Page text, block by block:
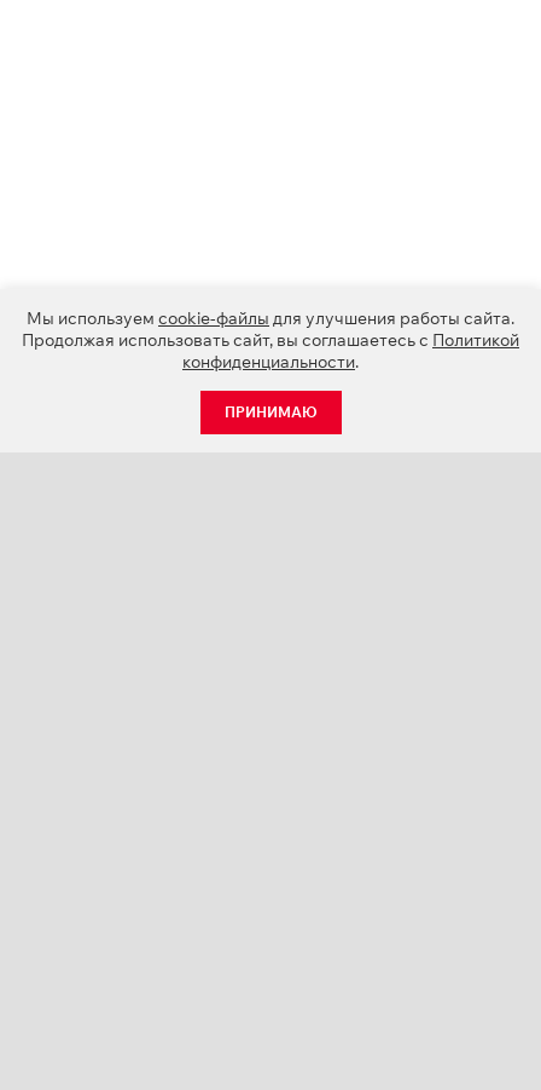
Мы используем cookie-файлы для улучшения работы сайта.
Продолжая использовать сайт, вы соглашаетесь с Политикой
конфиденциальности.
ПРИНИМАЮ